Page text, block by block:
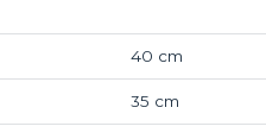
40 cm
35 cm